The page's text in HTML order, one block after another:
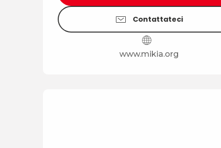
Contattateci
www.mikia.org